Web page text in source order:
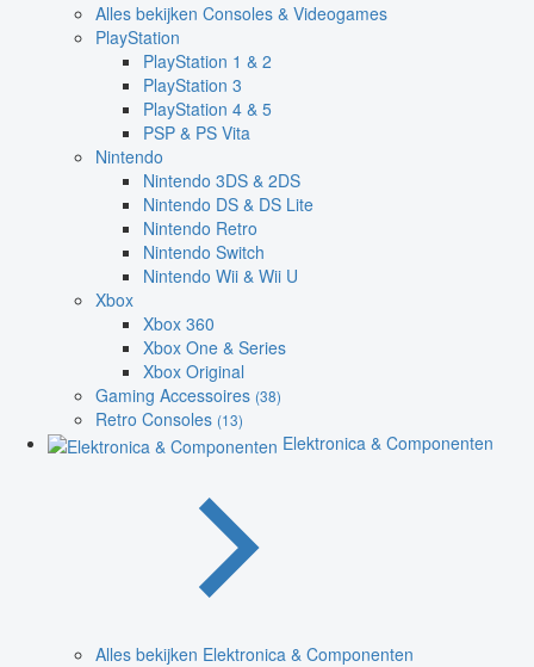
Alles bekijken Consoles & Videogames
PlayStation
PlayStation 1 & 2
PlayStation 3
PlayStation 4 & 5
PSP & PS Vita
Nintendo
Nintendo 3DS & 2DS
Nintendo DS & DS Lite
Nintendo Retro
Nintendo Switch
Nintendo Wii & Wii U
Xbox
Xbox 360
Xbox One & Series
Xbox Original
Gaming Accessoires (38)
Retro Consoles (13)
Elektronica & Componenten
Alles bekijken Elektronica & Componenten